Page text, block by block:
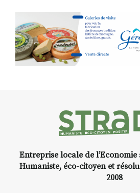
Entreprise locale de
Humaniste, éco-citoyen et
2008